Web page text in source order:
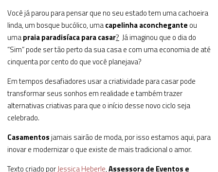
Você já parou para pensar que no seu estado tem uma cachoeira
linda, um bosque bucólico, umacapelinha aconchegante ou
umapraia paradisíaca para casar? Já imaginou que o dia do
“Sim” pode ser tão perto da sua casa e com uma economia de até
cinquenta por cento do que você planejava?
Em tempos desafiadores usar a criatividade para casar pode
transformar seus sonhos em realidade e também trazer
alternativas criativas para que o início desse novo ciclo seja
celebrado.
Casamentos jamais sairão de moda, por isso estamos aqui, para
inovar e modernizar o que existe de mais tradicional o amor.
Texto criado porJessica Heberle,Assessora de Eventos e